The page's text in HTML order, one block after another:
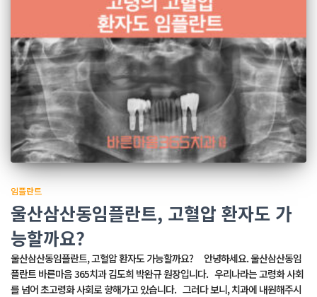
임플란트
울산삼산동임플란트, 고혈압 환자도 가
능할까요?
울산삼산동임플란트, 고혈압 환자도 가능할까요? 안녕하세요. 울산삼산동임
플란트 바른마음 365치과 김도희 박완규 원장입니다. 우리나라는 고령화 사회
를 넘어 초고령화 사회로 향해가고 있습니다. 그러다 보니, 치과에 내원해주시